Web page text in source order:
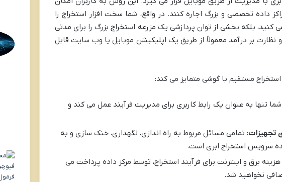
داده تخصصی و بزرگ اجاره کنند. در واقع، شما سخت افزار استخراج را
کنید، بلکه بخشی از توان پردازشی یک مزرعه استخراج بزرگ را برای مدتی
نظارت بر درآمد معمولاً از طریق یک اپلیکیشن موبایل یا وب سایت قابل
مستقیم با گوشی متمایز می کند:
تنها به عنوان یک رابط کاربری برای مدیریت فرآیند عمل می کند و
تجهیزات: تمامی مسائل مربوط به راه اندازی، نگهداری، خنک سازی و به
سرویس استخراج ابری است.
هزینه برق و اینترنت برای فرآیند استخراج، توسط مرکز داده پرداخت می
نخواهید شد.